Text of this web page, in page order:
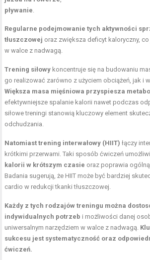
pływanie
Regularne podejmowanie tych aktywności
tłuszczowej oraz zwiększa deficyt kaloryczny,
w walce z nadwagą.
Trening siłowy koncentruje się na budowaniu
go realizować zarówno z użyciem obciążeń, jak i
Większa masa mięśniowa przyspiesza
efektywniejsze spalanie kalorii nawet podczas
siłowe treningi stanowią kluczowy element
odchudzania.
Natomiast trening interwałowy (HIIT) łączy
krótkimi przerwami. Taki sposób ćwiczeń
kalorii w krótszym czasie oraz poprawia
Badania sugerują, że HIIT może być bardziej
cardio w redukcji tkanki tłuszczowej.
Każdy z tych rodzajów treningu można
indywidualnych potrzeb i możliwości danej
uniwersalnym narzędziem w walce z nadwagą.
sukcesu jest systematyczność oraz
ćwiczeń.